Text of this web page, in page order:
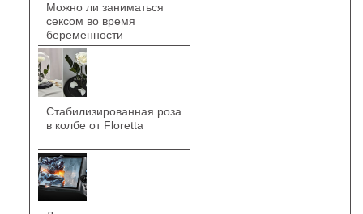
Можно ли заниматься
сексом во время
беременности
Стабилизированная роза
в колбе от Floretta